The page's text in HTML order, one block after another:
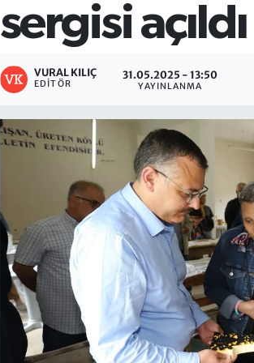
sergisi açıldı
VURAL KILIÇ
EDITÖR
31.05.2025 - 13:50
YAYINLANMA